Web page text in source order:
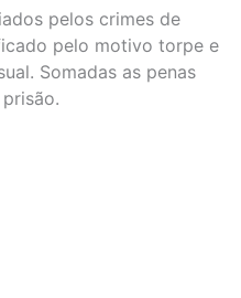
pelos crimes de
pelo motivo torpe e
Somadas as penas